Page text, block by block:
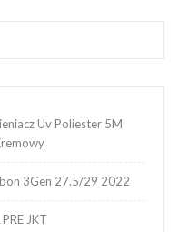
Uv Poliester 5M
3Gen 27.5/29 2022
JKT